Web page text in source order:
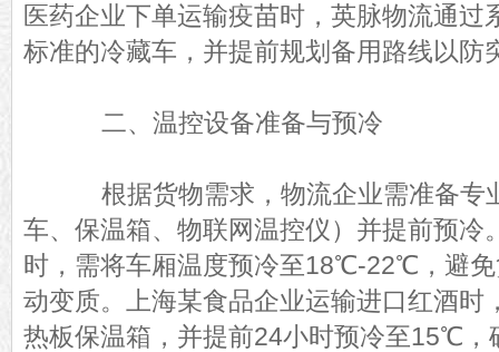
医药企业下单运输疫苗时，英脉物流通过
标准的冷藏车，并提前规划备用路线以防
二、温控设备准备与预冷
根据货物需求，物流企业需准备专
车、保温箱、物联网温控仪）并提前预冷
时，需将车厢温度预冷至18℃-22℃，避
动变质。上海某食品企业运输进口红酒时
热板保温箱，并提前24小时预冷至15℃，